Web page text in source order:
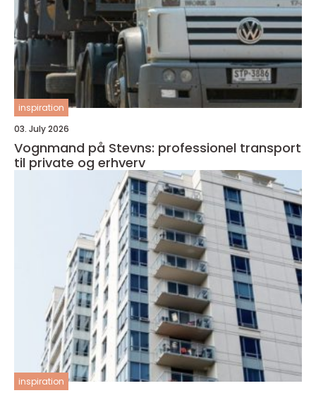
inspiration
03. July 2026
Vognmand på Stevns: professionel transport
til private og erhverv
inspiration